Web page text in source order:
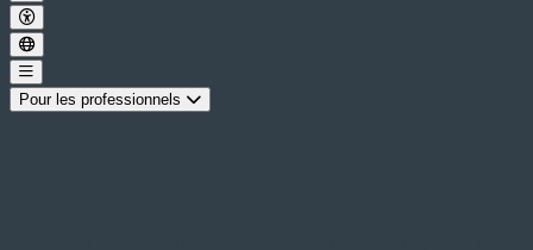
Pour les professionnels